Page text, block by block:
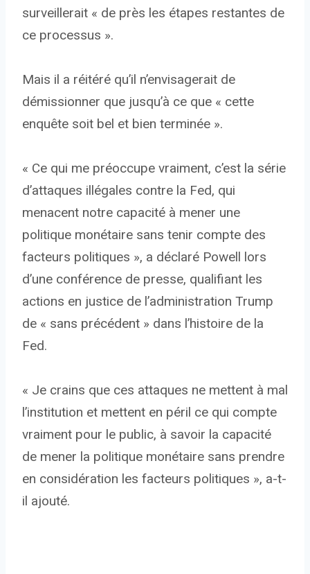
surveillerait « de près les étapes restantes de
ce processus ».
Mais il a réitéré qu’il n’envisagerait de
démissionner que jusqu’à ce que « cette
enquête soit bel et bien terminée ».
« Ce qui me préoccupe vraiment, c’est la série
d’attaques illégales contre la Fed, qui
menacent notre capacité à mener une
politique monétaire sans tenir compte des
facteurs politiques », a déclaré Powell lors
d’une conférence de presse, qualifiant les
actions en justice de l’administration Trump
de « sans précédent » dans l’histoire de la
Fed.
« Je crains que ces attaques ne mettent à mal
l’institution et mettent en péril ce qui compte
vraiment pour le public, à savoir la capacité
de mener la politique monétaire sans prendre
en considération les facteurs politiques », a-t-
il ajouté.